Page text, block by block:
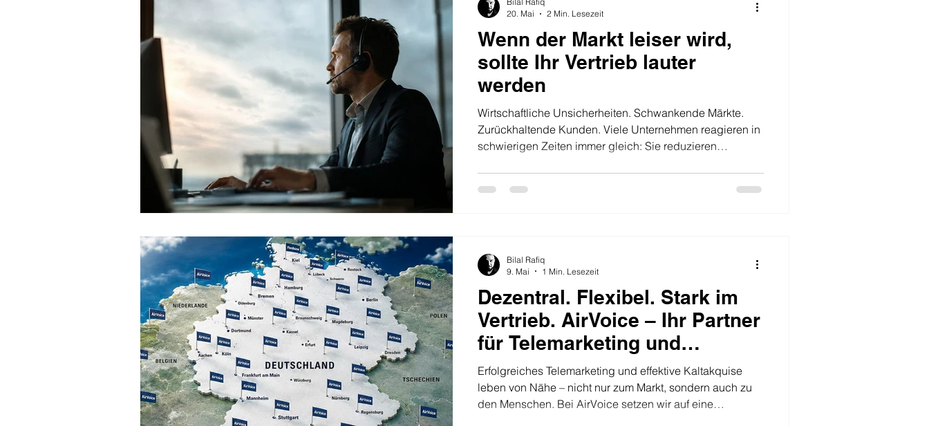
Wenn der Markt leiser wird,
sollte Ihr Vertrieb lauter
werden
Wirtschaftliche Unsicherheiten. Schwankende Märkte.
Zurückhaltende Kunden. Viele Unternehmen reagieren in
schwierigen Zeiten immer gleich: Sie reduzieren
Fehler. Denn während andere still werden, entsteht Raum
entsche
20. Mai
2 Min. Lesezeit
Dezentral. Flexibel. Stark im
Vertrieb. AirVoice – Ihr Partner
für Telemarketing und
Kaltakquise in ganz
Deutschland
Erfolgreiches Telemarketing und effektive Kaltakquise
leben von Nähe – nicht nur zum Markt, sondern auch zu
den Menschen. Bei AirVoice setzen wir auf eine
Bilal Rafiq
9. Mai
1 Min. Lesezeit